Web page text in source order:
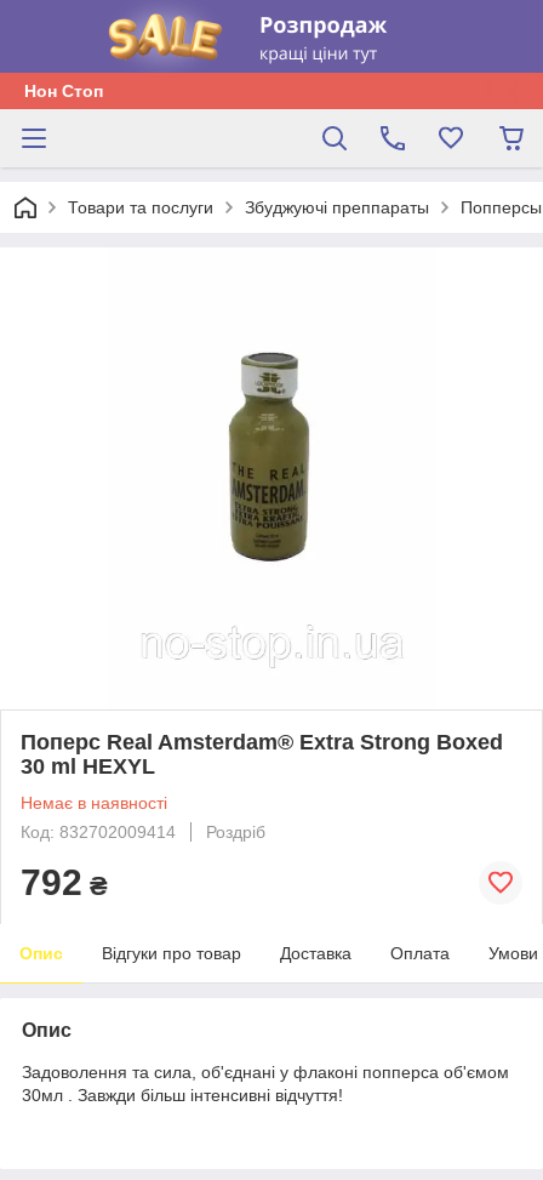
Нон Стоп
Товари та послуги Збуджуючі преппараты Попперсы
Поперс Real Amsterdam® Extra Strong Boxed
30 ml HEXYL
Немає в наявності
Код: 832702009414
Роздріб
792 ₴
Опис Відгуки про товар Доставка Оплата Умови
Опис
Задоволення та сила, об'єднані у флаконі попперса об'ємом
30мл . Завжди більш інтенсивні відчуття!